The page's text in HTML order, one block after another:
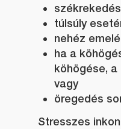
túlsúly
nehéz
ha a
köhögése, a
vagy
öregedés
Stresszes